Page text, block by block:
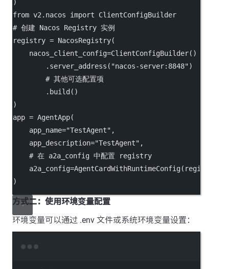
)
from v2.nacos import
ClientConfigBuilder
# 创建 Nacos Registry 实例
registry = NacosRegistry(
    nacos_client_config
=ClientConfigBuilder()
.server_address( "nacos-server:8848")
# 其他可选配置项
.build ()
)
app = AgentApp(
    app_name
="TestAgent",
    app_description
="TestAgent",
# 在 a2a_config 中配置 registry
    a2a_config
=AgentCardWithRuntimeConfig(registry
)
方式二：使用环境变量配置
环境变量可以通过 .env 文件或系统环境变量设置：